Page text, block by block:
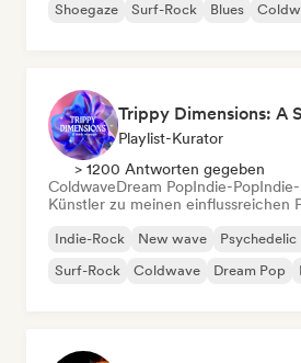
Shoegaze
Surf-Rock Blues
Trippy Dimensions: A
Playlist-Kurator
> 1200 Antworten gegeben
ColdwaveDream PopIndie-Pop
Künstler zu meinen einflussreichen
Indie-Rock New wave Psychedelic
Surf-Rock
Coldwave Dream Pop